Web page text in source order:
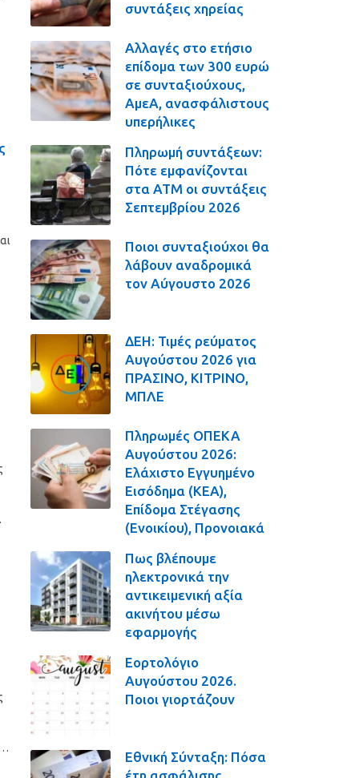
συντάξεις χηρείας
Αλλαγές στο ετήσιο
επίδομα των 300 ευρώ
σε συνταξιούχους,
ΑμεΑ, ανασφάλιστους
υπερήλικες
Πληρωμή συντάξεων:
Πότε εμφανίζονται
στα ΑΤΜ οι συντάξεις
Σεπτεμβρίου 2026
Ποιοι συνταξιούχοι θα
λάβουν αναδρομικά
τον Αύγουστο 2026
ΔΕΗ: Τιμές ρεύματος
Αυγούστου 2026 για
ΠΡΑΣΙΝΟ, ΚΙΤΡΙΝΟ,
ΜΠΛΕ
Πληρωμές ΟΠΕΚΑ
Αυγούστου 2026:
Ελάχιστο Εγγυημένο
Εισόδημα (ΚΕΑ),
Επίδομα Στέγασης
(Ενοικίου), Προνοιακά
Πως βλέπουμε
ηλεκτρονικά την
αντικειμενική αξία
ακινήτου μέσω
εφαρμογής
Εορτολόγιο
Αυγούστου 2026.
Ποιοι γιορτάζουν
Εθνική Σύνταξη: Πόσα